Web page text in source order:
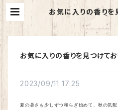
お気に入りの香りを
リラック♪ |
お気に入りの香りを見つけて
2023/09/11 17:25
夏の暑さも少しずつ和らぎ始めて、秋の気